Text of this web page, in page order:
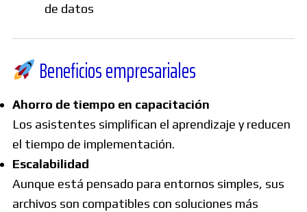
de datos
Beneficios empresariales
Ahorro de tiempo en capacitación
Los asistentes simplifican el aprendizaje y reducen
el tiempo de implementación.
Escalabilidad
Aunque está pensado para entornos simples, sus
archivos son compatibles con soluciones más